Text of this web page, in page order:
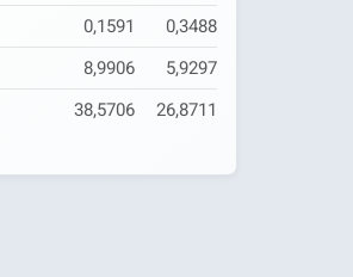
0,1591
0,3488
8,9906
5,9297
38,5706 26,8711